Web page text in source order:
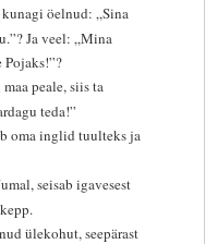
öelnud: „Sina
Ja veel: „Mina
Pojaks!”?
peale, siis ta
teda!”
oma inglid tuulteks ja
seisab igavesest
ülekohut, seepärast